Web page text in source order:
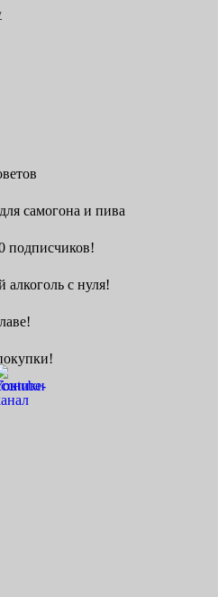
самогона и пива
подписчиков!
алкоголь с нуля!